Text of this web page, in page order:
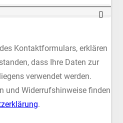
Kontaktformulars, erklären
dass Ihre Daten zur
verwendet werden.
und Widerrufshinweise finden
.